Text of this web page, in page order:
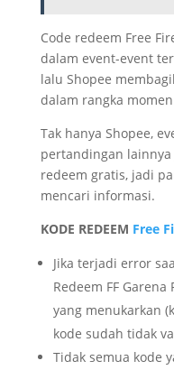
Code redeem Free
dalam event-event
lalu Shopee
dalam rangka
Tak hanya Shopee,
pertandingan
redeem gratis, jadi
mencari informasi.
KODE REDEEM Free
Jika terjadi error
Redeem FF
yang menukarkan
kode sudah tidak
Tidak semua kode